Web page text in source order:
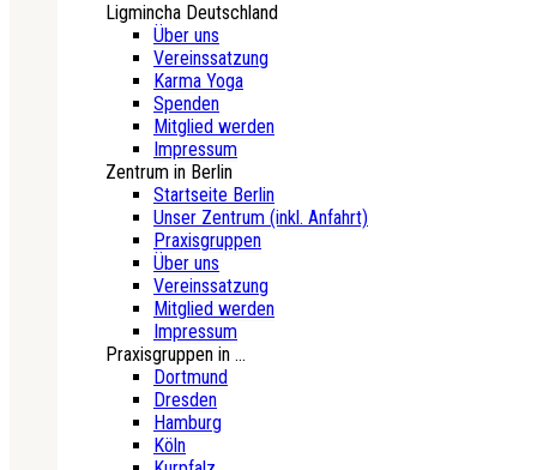
Ligmincha Deutschland
Über uns
Vereinssatzung
Karma Yoga
Spenden
Mitglied werden
Impressum
Zentrum in Berlin
Startseite Berlin
Unser Zentrum (inkl. Anfahrt)
Praxisgruppen
Über uns
Vereinssatzung
Mitglied werden
Impressum
Praxisgruppen in ...
Dortmund
Dresden
Hamburg
Köln